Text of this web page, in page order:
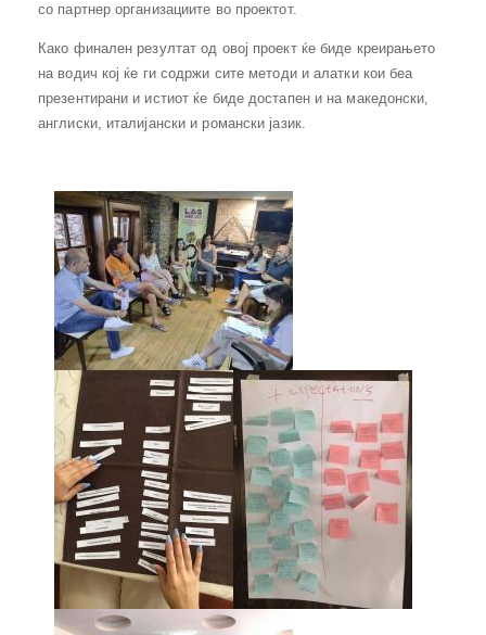
со партнер организациите во проектот.
Како финален резултат од овој проект ќе биде креирањето
на водич кој ќе ги содржи сите методи и алатки кои беа
презентирани и истиот ќе биде достапен и на македонски,
англиски, италијански и романски јазик.